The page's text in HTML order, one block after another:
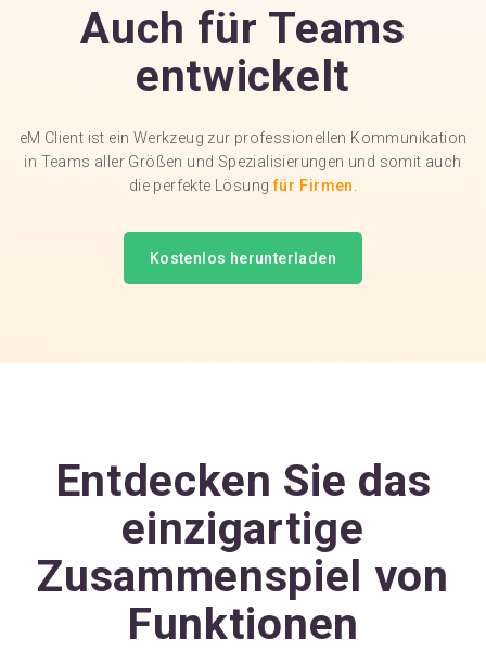
Auch für Teams
entwickelt
eM Client ist ein Werkzeug zur professionellen Kommunikation
in Teams aller Größen und Spezialisierungen und somit auch
die perfekte Lösungfür Firmen
Kostenlos herunterladen
Entdecken Sie das
einzigartige
Zusammenspiel von
Funktionen